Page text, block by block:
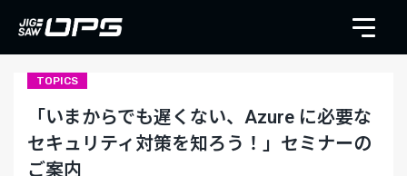
TOPICS
「いまからでも遅くない、Azure に必要な
セキュリティ対策を知ろう！」セミナーの
ご案内